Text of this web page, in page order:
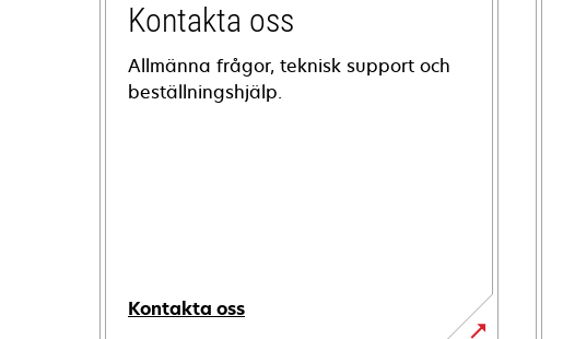
Kontakta oss
Allmänna frågor, teknisk support och
beställningshjälp.
Kontakta oss